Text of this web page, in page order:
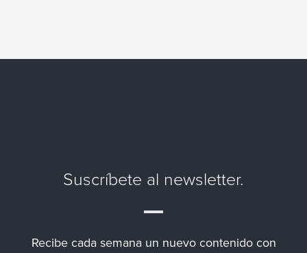
Suscríbete al newsletter.
Recibe cada semana un nuevo contenido con